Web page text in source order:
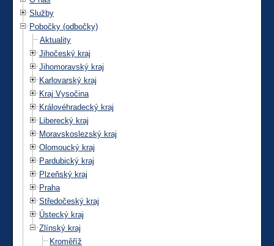
Služby
Pobočky (odbočky)
Aktuality
Jihočeský kraj
Jihomoravský kraj
Karlovarský kraj
Kraj Vysočina
Královéhradecký kraj
Liberecký kraj
Moravskoslezský kraj
Olomoucký kraj
Pardubický kraj
Plzeňský kraj
Praha
Středočeský kraj
Ústecký kraj
Zlínský kraj
Kroměříž